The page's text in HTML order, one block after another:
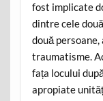
fost implicate
dintre cele
două
traumatisme.
fața locului
apropiate